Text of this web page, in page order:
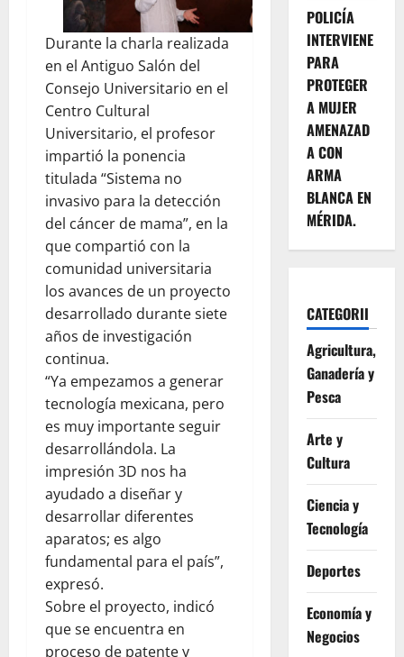
Durante la charla realizada
en el Antiguo Salón del
Consejo Universitario en el
Centro Cultural
Universitario, el profesor
impartió la ponencia
titulada “Sistema no
invasivo para la detección
del cáncer de mama”, en la
que compartió con la
comunidad universitaria
los avances de un proyecto
desarrollado durante siete
años de investigación
continua.
“Ya empezamos a generar
tecnología mexicana, pero
es muy importante seguir
desarrollándola. La
impresión 3D nos ha
ayudado a diseñar y
desarrollar diferentes
aparatos; es algo
fundamental para el país”,
expresó.
Sobre el proyecto, indicó
que se encuentra en
proceso de patente y
POLICÍA
INTERVIENE
PARA
PROTEGER
A MUJER
AMENAZAD
A CON
ARMA
BLANCA EN
MÉRIDA.
CATEGORII
Agricultura,
Ganadería y
Pesca
Arte y
Cultura
Ciencia y
Tecnología
Deportes
Economía y
Negocios